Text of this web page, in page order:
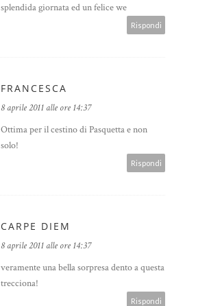
splendida giornata ed un felice we
Rispondi
FRANCESCA
8 aprile 2011 alle ore 14:37
Ottima per il cestino di Pasquetta e non
solo!
Rispondi
CARPE DIEM
8 aprile 2011 alle ore 14:37
veramente una bella sorpresa dento a questa
trecciona!
Rispondi